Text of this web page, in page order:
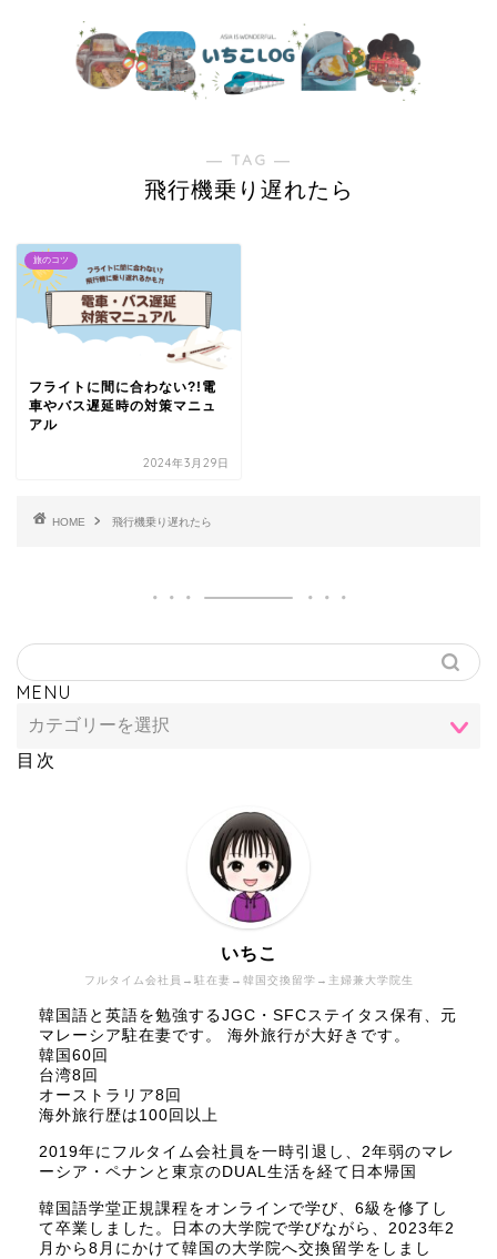
― TAG ―
飛行機乗り遅れたら
旅のコツ
フライトに間に合わない?!電
車やバス遅延時の対策マニュ
アル
2024年3月29日
HOME 飛行機乗り遅れたら
MENU
目次
フルタイム会社員→駐在妻→韓国交換留学→主婦兼大学院生
いちこ
韓国語と英語を勉強するJGC・SFCステイタス保有、元
マレーシア駐在妻です。 海外旅行が大好きです。
韓国60回
台湾8回
オーストラリア8回
海外旅行歴は100回以上
2019年にフルタイム会社員を一時引退し、2年弱のマレ
ーシア・ペナンと東京のDUAL生活を経て日本帰国
韓国語学堂正規課程をオンラインで学び、6級を修了し
て卒業しました。日本の大学院で学びながら、2023年2
月から8月にかけて韓国の大学院へ交換留学をしまし